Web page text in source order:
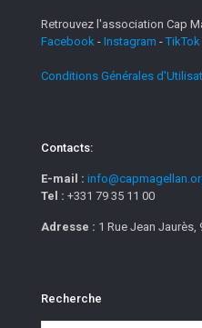
Retrouvez l'association Cap
Facebook - Instagram -TikTok
Conditions Générales
Contacts:
E-mail :
Tel : +331 79 35 11 00
Adresse : 1 Rue Jean Jaurès,
Recherche